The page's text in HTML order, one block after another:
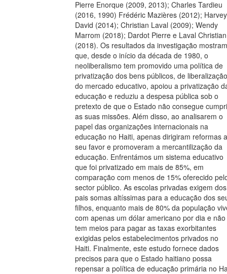
Pierre Enorque (2009, 2013); Charles Tardieu
(2016, 1990) Frédéric Mazières (2012); Harvey
David (2014); Christian Laval (2009); Wendy
Marrom (2018); Dardot Pierre e Laval Christian
(2018). Os resultados da investigação mostram
que, desde o início da década de 1980, o
neoliberalismo tem promovido uma política de
privatização dos bens públicos, de liberalização
do mercado educativo, apoiou a privatização
educação e reduziu a despesa pública sob o
pretexto de que o Estado não consegue
as suas missões. Além disso, ao analisarem o
papel das organizações internacionais na
educação no Haiti, apenas dirigiram reformas a
seu favor e promoveram a mercantilização da
educação. Enfrentámos um sistema educativo
que foi privatizado em mais de 85%, em
comparação com menos de 15% oferecido
sector público. As escolas privadas exigem dos
pais somas altíssimas para a educação dos
filhos, enquanto mais de 80% da população
com apenas um dólar americano por dia e não
tem meios para pagar as taxas exorbitantes
exigidas pelos estabelecimentos privados no
Haiti. Finalmente, este estudo fornece dados
precisos para que o Estado haitiano possa
repensar a política de educação primária no